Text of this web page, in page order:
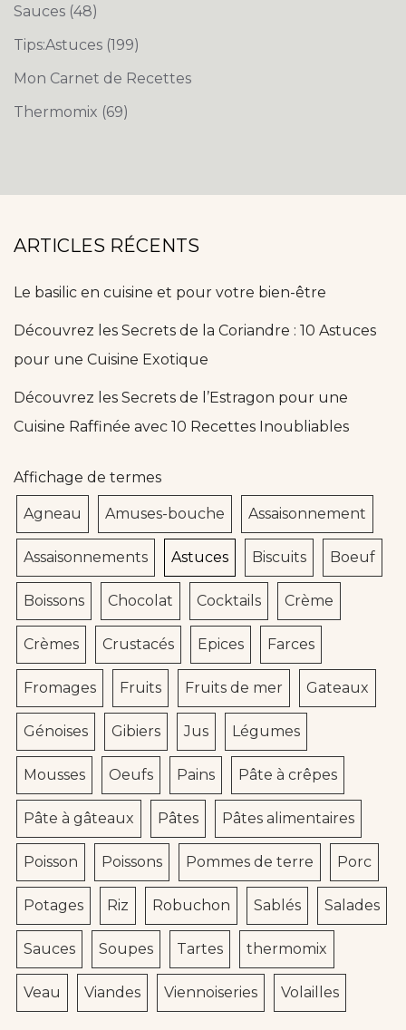
Sauces (48)
Tips:Astuces (199)
Mon Carnet de Recettes
Thermomix (69)
ARTICLES RÉCENTS
Le basilic en cuisine et pour votre bien-être
Découvrez les Secrets de la Coriandre : 10 Astuces
pour une Cuisine Exotique
Découvrez les Secrets de l’Estragon pour une
Cuisine Raffinée avec 10 Recettes Inoubliables
Affichage de termes
Agneau Amuses-bouche Assaisonnement
Assaisonnements Astuces Biscuits Boeuf
Boissons Chocolat Cocktails Crème
Crèmes Crustacés Epices Farces
Fromages Fruits Fruits de mer Gateaux
Génoises Gibiers Jus Légumes
Mousses Oeufs Pains Pâte à crêpes
Pâte à gâteaux Pâtes Pâtes alimentaires
Poisson Poissons Pommes de terre Porc
Potages Riz Robuchon Sablés Salades
Sauces Soupes Tartes thermomix
Veau Viandes Viennoiseries Volailles